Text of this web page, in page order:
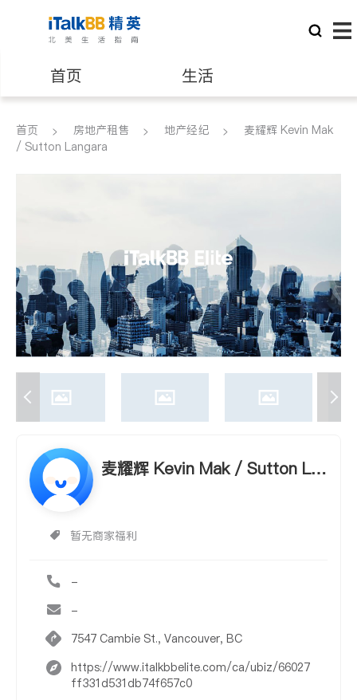
首页 生活
医生 律师
建筑装修
首页 房地产租售 地产经纪
麦耀辉 Kevin Mak
/ Sutton Langara
麦耀辉 Kevin Mak / Sutton La
暂无商家福利
-
-
7547 Cambie St., Vancouver, BC
https://www.italkbbelite.com/ca/ubiz/66027
ff331d531db74f657c0